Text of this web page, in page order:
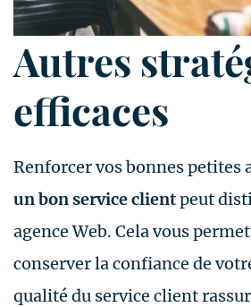
Autres
efficaces
Renforcer vos bonnes petites
un bon service clientpeut
agence Web. Cela vous
conserver la confiance de
qualité du service client